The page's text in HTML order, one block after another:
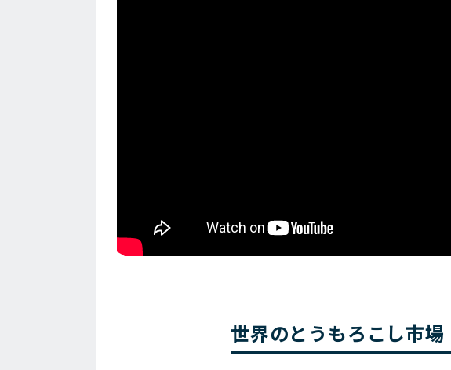
世界のとうもろこし市